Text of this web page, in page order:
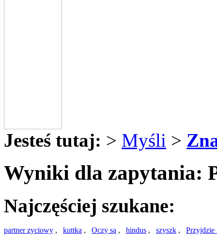
Jesteś tutaj: > Myśli >
Wyniki dla zapytania:
Najczęściej szukane:
partner zyciowy , kuttka , Oczy są , hindus , szyszk , Przyjdzie